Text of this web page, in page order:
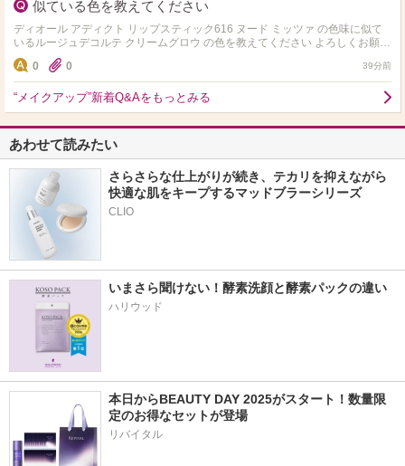
似ている色を教えてください
ディオール アディクト リップスティック616 ヌード ミッツァ の色味に似て
いるルージュデコルテ クリームグロウ の色を教えてください よろしくお願い
します！
0 0 39分前
“メイクアップ”新着Q&Aをもっとみる
あわせて読みたい
さらさらな仕上がりが続き、テカリを抑えながら
快適な肌をキープするマッドブラーシリーズ
いまさら聞けない！酵素洗顔と酵素パックの違い
ハリウッド
本日からBEAUTY DAY 2025がスタート！数量限
定のお得なセットが登場
リバイタル